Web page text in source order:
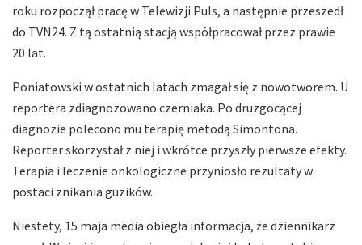
roku rozpoczął pracę w Telewizji Puls, a następnie przeszedł
do TVN24. Z tą ostatnią stacją współpracował przez prawie
20 lat.
Poniatowski w ostatnich latach zmagał się z nowotworem. U
reportera zdiagnozowano czerniaka. Po druzgocącej
diagnozie polecono mu terapię metodą Simontona.
Reporter skorzystał z niej i wkrótce przyszły pierwsze efekty.
Terapia i leczenie onkologiczne przyniosło rezultaty w
postaci znikania guzików.
Niestety, 15 maja media obiegła informacja, że dziennikarz